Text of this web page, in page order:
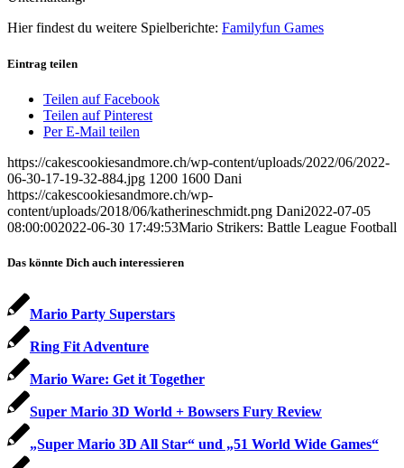
Hier findest du weitere Spielberichte: Familyfun Games
Eintrag teilen
Teilen auf Facebook
Teilen auf Pinterest
Per E-Mail teilen
https://cakescookiesandmore.ch/wp-content/uploads/2022/06/2022-
06-30-17-19-32-884.jpg 1200 1600 Dani
https://cakescookiesandmore.ch/wp-
content/uploads/2018/06/katherineschmidt.png Dani2022-07-05
08:00:002022-06-30 17:49:53Mario Strikers: Battle League Football
Das könnte Dich auch interessieren
Mario Party Superstars
Ring Fit Adventure
Mario Ware: Get it Together
Super Mario 3D World + Bowsers Fury Review
„Super Mario 3D All Star“ und „51 World Wide Games“